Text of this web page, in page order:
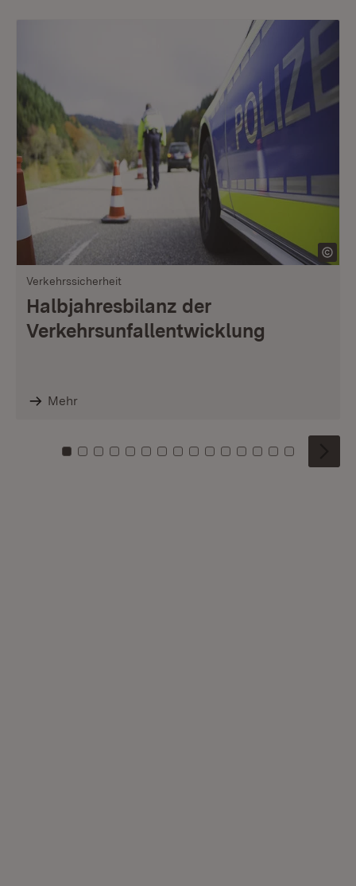
Verkehrssicherheit
Halbjahresbilanz der
Verkehrsunfallentwicklung
Mehr
Zu Kachel: 0
Zu Kachel: 1
Zu Kachel: 2
Zu Kachel: 3
Zu Kachel: 4
Zu Kachel: 5
Zu Kachel: 6
Zu Kachel: 7
Zu Kachel: 8
Zu Kachel: 9
Zu Kachel: 10
Zu Kachel: 11
Zu Kachel: 12
Zu Kachel:
Zu